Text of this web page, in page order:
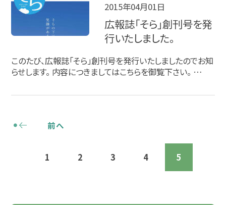
2015年04月01日
広報誌「そら」創刊号を発
行いたしました。
このたび、広報誌「そら」創刊号を発行いたしましたのでお知
らせします。 内容につきましてはこちらを御覧下さい。 …
前へ
1 2 3 4 5